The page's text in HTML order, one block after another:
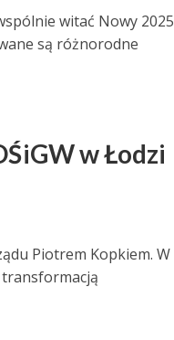
witać Nowy 2025
są różnorodne
w Łodzi
Piotrem Kopkiem. W